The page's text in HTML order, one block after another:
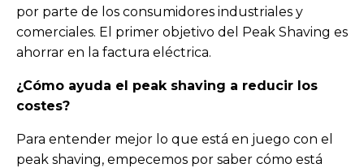
por parte de los consumidores industriales y
comerciales. El primer objetivo del Peak Shaving es
ahorrar en la factura eléctrica.
¿Cómo ayuda el peak shaving a reducir los
costes?
Para entender mejor lo que está en juego con el
peak shaving, empecemos por saber cómo está